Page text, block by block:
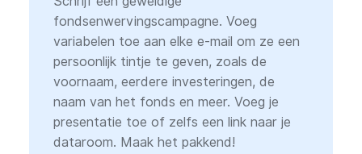
fondsenwervingscampagne. Voeg
variabelen toe aan elke e-mail om ze een
persoonlijk tintje te geven, zoals de
voornaam, eerdere investeringen, de
naam van het fonds en meer. Voeg je
presentatie toe of zelfs een link naar je
dataroom. Maak het pakkend!